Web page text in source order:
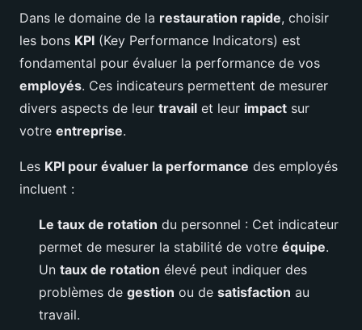
Dans le domaine de la restauration rapide, choisir
les bons KPI (Key Performance Indicators) est
fondamental pour évaluer la performance de vos
employés. Ces indicateurs permettent de mesurer
divers aspects de leur travail et leur impact sur
votre entreprise.
Les KPI pour évaluer la performance des employés
incluent :
Le taux de rotation du personnel : Cet indicateur
permet de mesurer la stabilité de votre équipe.
Un taux de rotation élevé peut indiquer des
problèmes de gestion ou de satisfaction au
travail.